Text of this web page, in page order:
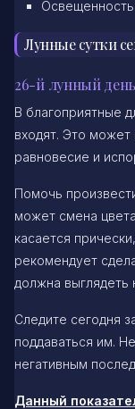
Лунные сутки
26-й лунный день
В благоприятные
входят. Это
равновесие и
Помочь
может смена
касается
рекомендует
должна выглядеть
Следите сегодня
поддаваться им.
негативным
Данный